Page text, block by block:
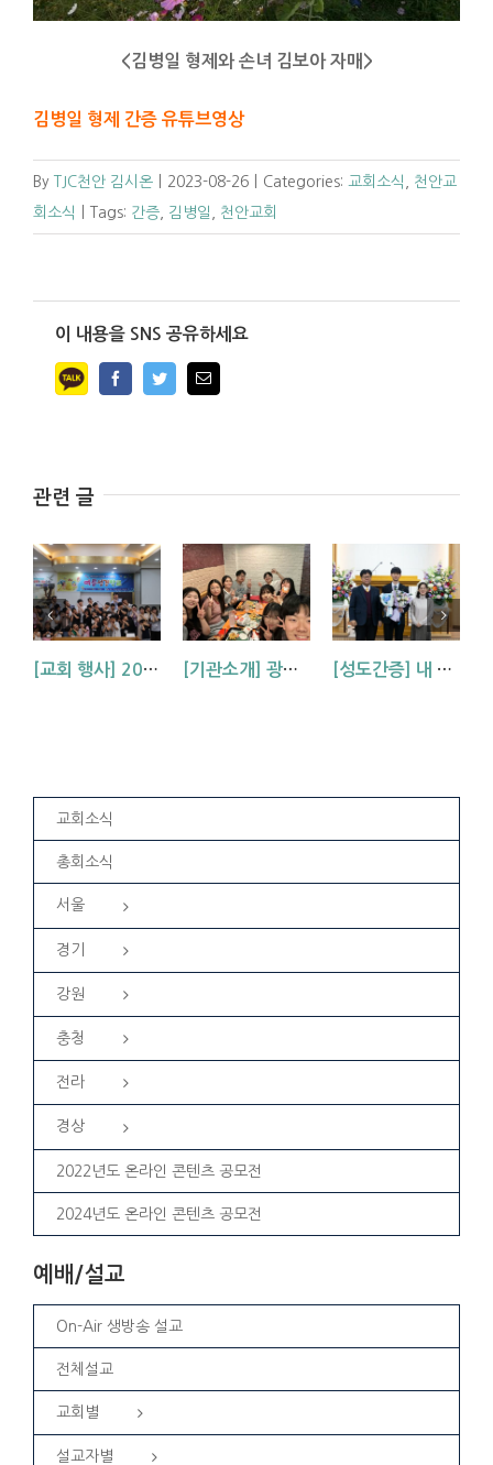
<김병일 형제와 손녀 김보아 자매>
김병일 형제 간증 유튜브영상
By TJC천안 김시온 2023-08-26 Categories: 교회소식
천안교
회소식
Tags: 간증 김병일 천안교회
이 내용을 SNS 공유하세요
FacebookTwitterEmail
관련 글
[교회 행사] 2026 아동부 연합 여름성경학교 (부산, 거제, 대구) [기관소개] 광주교회 청년부를 소개합니다! [성도간증] 내 삶에 역사하시는 하나님 (김기석 신학생 간증)
교회소식
총회소식
서울
경기
강원
충청
전라
경상
2022년도 온라인 콘텐츠 공모전
2024년도 온라인 콘텐츠 공모전
예배/설교
On-Air 생방송 설교
전체설교
교회별
설교자별